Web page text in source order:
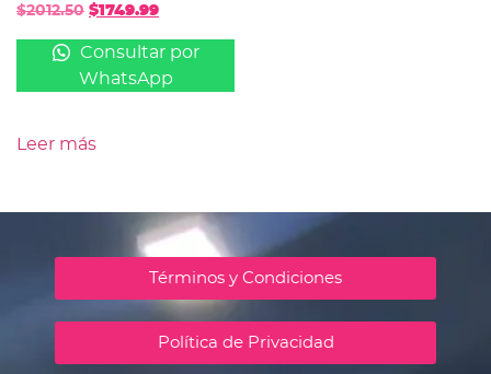
$2012.50 $1749.99
Consultar por
WhatsApp
Leer más
Términos y Condiciones
Política de Privacidad